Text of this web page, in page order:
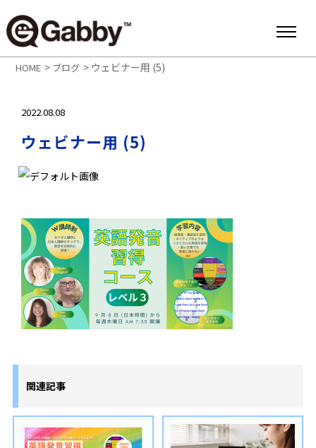
HOME > ブログ > ウェビナー用 (5)
2022.08.08
ウェビナー用 (5)
関連記事